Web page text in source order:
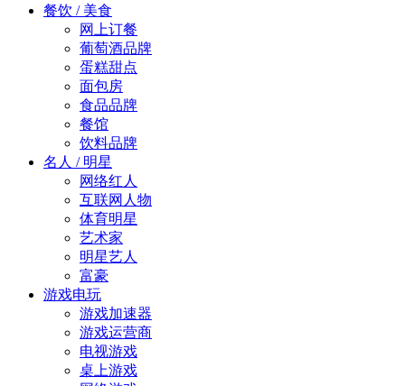
餐饮 / 美食
网上订餐
葡萄酒品牌
蛋糕甜点
面包房
食品品牌
餐馆
饮料品牌
名人 / 明星
网络红人
互联网人物
体育明星
艺术家
明星艺人
富豪
游戏电玩
游戏加速器
游戏运营商
电视游戏
桌上游戏